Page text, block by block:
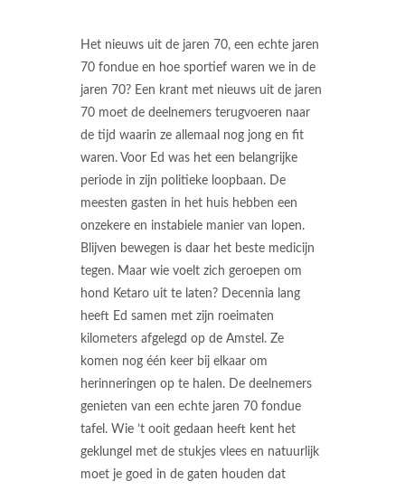
Het nieuws uit de jaren 70, een echte jaren
70 fondue en hoe sportief waren we in de
jaren 70? Een krant met nieuws uit de jaren
70 moet de deelnemers terugvoeren naar
de tijd waarin ze allemaal nog jong en fit
waren. Voor Ed was het een belangrijke
periode in zijn politieke loopbaan. De
meesten gasten in het huis hebben een
onzekere en instabiele manier van lopen.
Blijven bewegen is daar het beste medicijn
tegen. Maar wie voelt zich geroepen om
hond Ketaro uit te laten? Decennia lang
heeft Ed samen met zijn roeimaten
kilometers afgelegd op de Amstel. Ze
komen nog één keer bij elkaar om
herinneringen op te halen. De deelnemers
genieten van een echte jaren 70 fondue
tafel. Wie ’t ooit gedaan heeft kent het
geklungel met de stukjes vlees en natuurlijk
moet je goed in de gaten houden dat